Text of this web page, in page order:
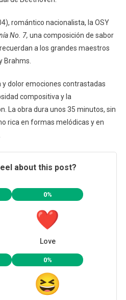
romántico nacionalista, la OSY
No. 7, una composición de sabor
a los grandes maestros
Brahms.
y dolor emociones contrastadas
compositiva y la
La obra dura unos 35 minutos, sin
rica en formas melódicas y en
about this post?
0%
Love
0%